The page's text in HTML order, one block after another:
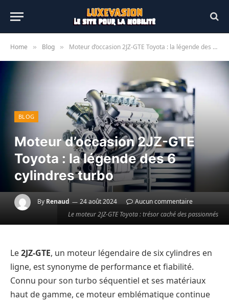
Home » Blog » Moteur d’occasion 2JZ-GTE Toyota : la légende des 6 cylindres turbo
Le moteur 2JZ-GTE Toyota : trésor caché des passionnés
BLOG
Moteur d’occasion 2JZ-GTE
Toyota : la légende des 6
cylindres turbo
By Renaud 24 août 2024 Aucun commentaire
Le2JZ-GTE, un moteur légendaire de six cylindres en
ligne, est synonyme de performance et fiabilité.
Connu pour son turbo séquentiel et ses matériaux
haut de gamme, ce moteur emblématique continue